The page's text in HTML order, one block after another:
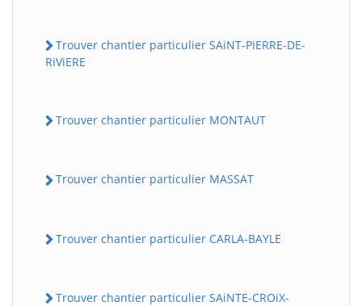
Trouver chantier particulier SAiNT-PiERRE-DE-
RiViERE
Trouver chantier particulier MONTAUT
Trouver chantier particulier MASSAT
Trouver chantier particulier CARLA-BAYLE
Trouver chantier particulier SAiNTE-CROiX-